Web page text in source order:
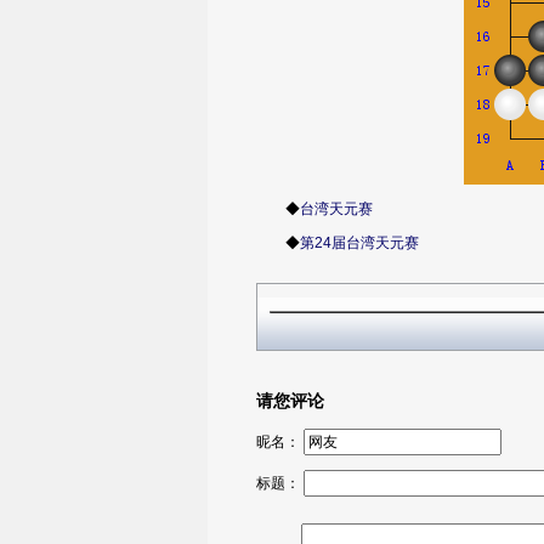
◆台湾天元赛
◆第24届台湾天元赛
请您评论
昵名：
标题：